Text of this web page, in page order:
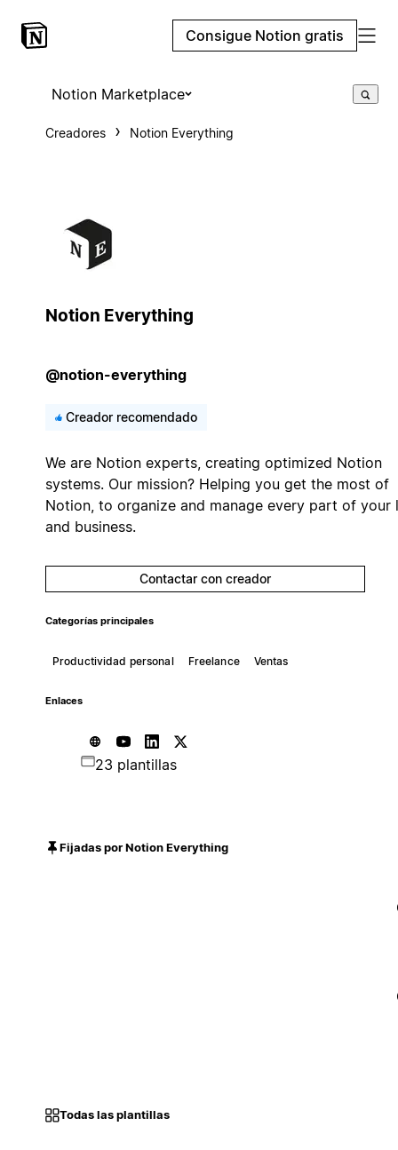
Consigue Notion gratis
Notion Marketplace
Creadores Notion Everything
Notion Everything
@notion-everything
Creador recomendado
We are Notion experts, creating optimized Notion
systems. Our mission? Helping you get the most of
Notion, to organize and manage every part of your
and business.
Contactar con creador
Categorías principales
Productividad personal Freelance Ventas
Enlaces
23 plantillas
Fijadas por Notion Everything
Todas las plantillas